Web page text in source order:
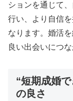
ションを通じて
行い、より自信
なります。婚活
良い出会いにつ
“短期成婚
の良さ